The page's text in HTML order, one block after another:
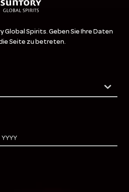
Global Spirits. Geben Sie Ihre Daten
Seite zu betreten.
YEAR